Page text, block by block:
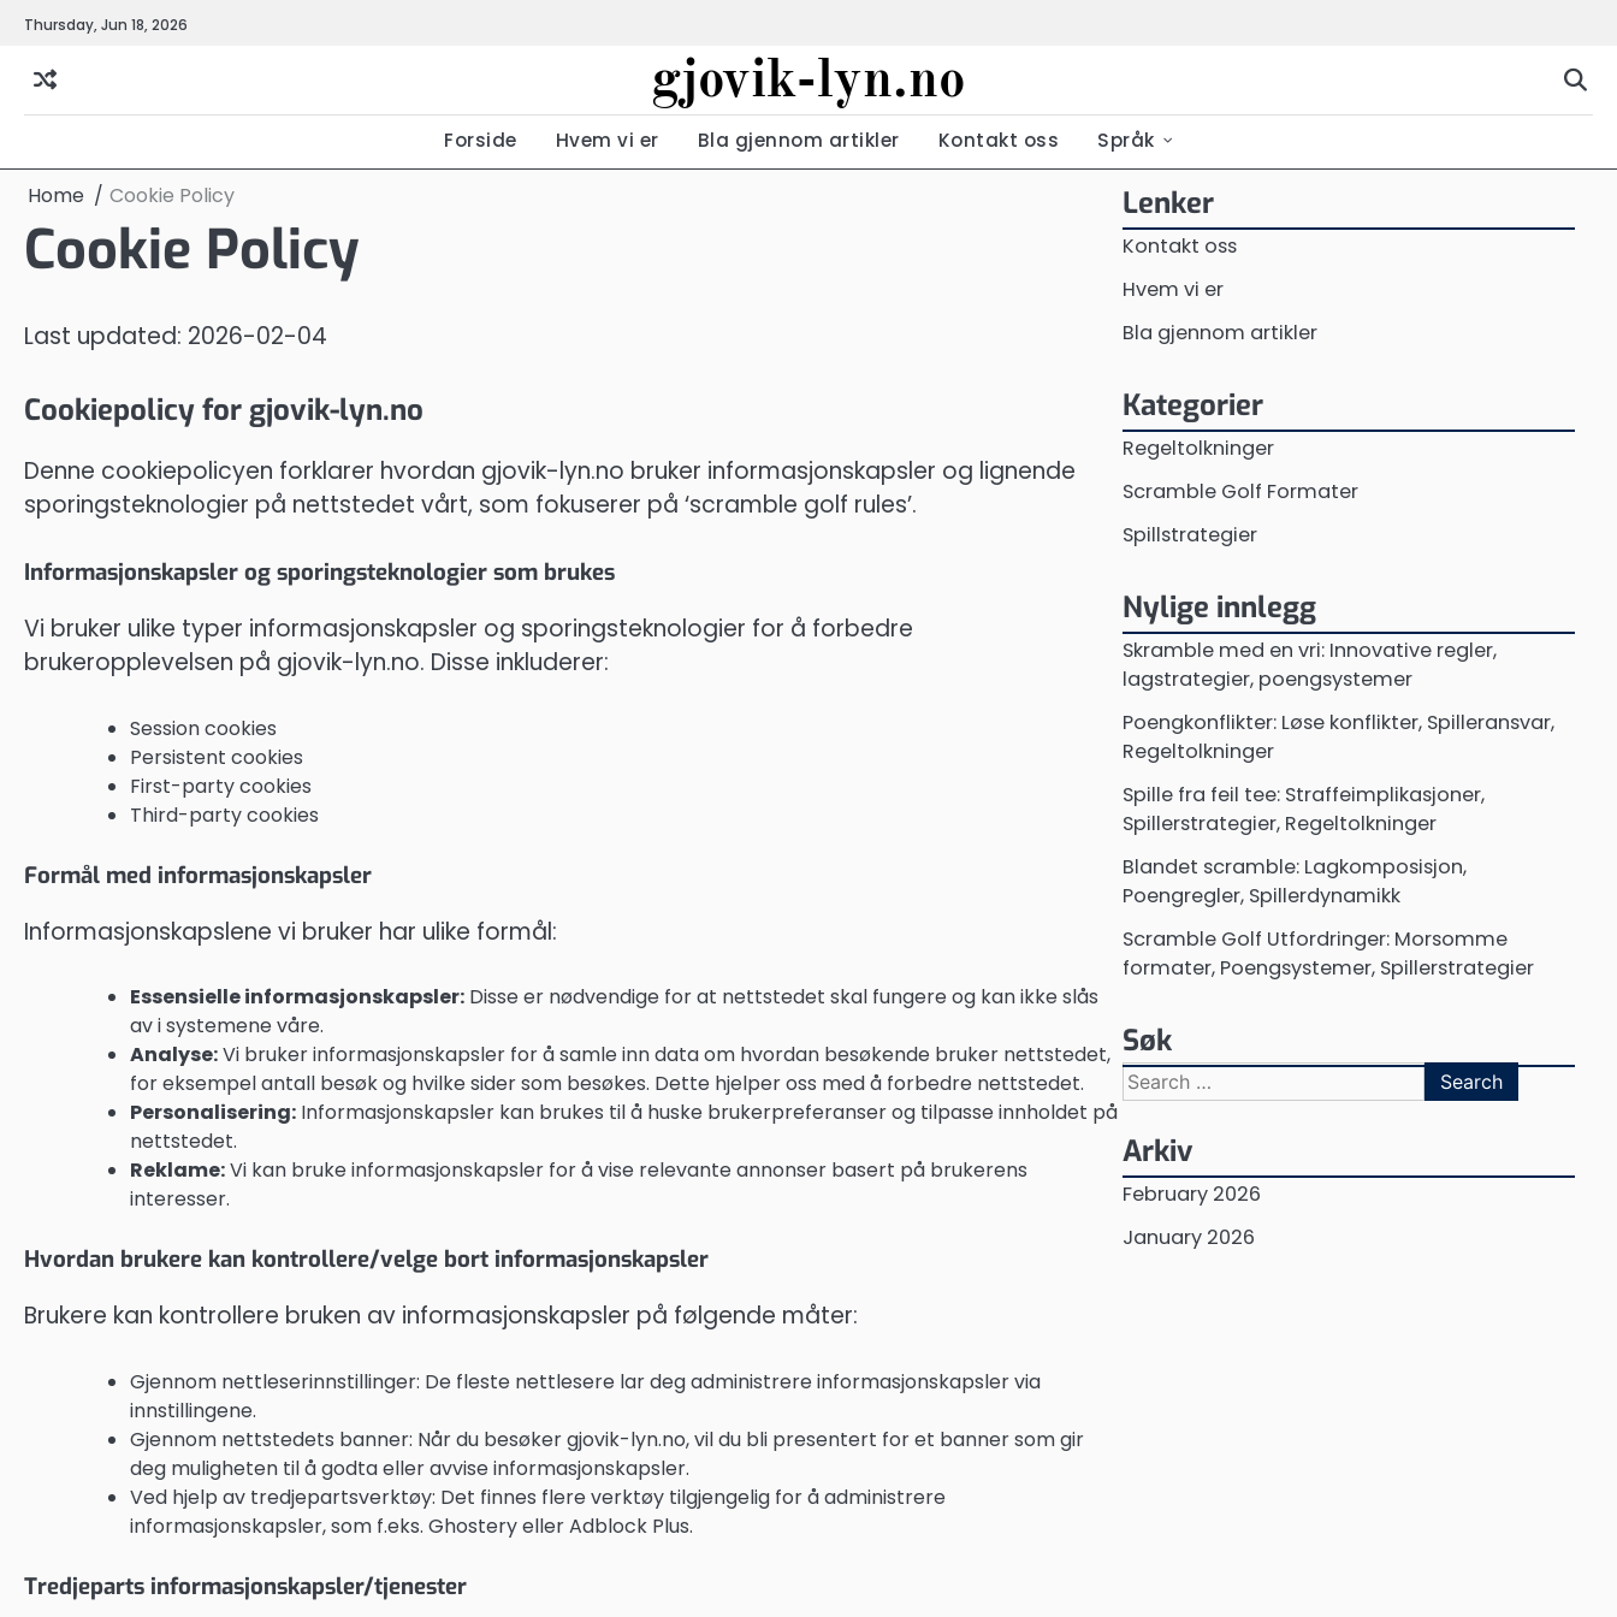
Skip
content
Thursday, Jun 18, 2026
gjovik-lyn.no
Forside Hvem vi er Bla gjennom artikler Kontakt oss Språk
Home Cookie Policy
Cookie Policy
Last updated: 2026-02-04
Cookiepolicy for gjovik-lyn.no
Denne cookiepolicyen forklarer hvordan gjovik-lyn.no bruker informasjonskapsler og lignende
sporingsteknologier på nettstedet vårt, som fokuserer på ‘scramble golf rules’.
Informasjonskapsler og sporingsteknologier som brukes
Vi bruker ulike typer informasjonskapsler og sporingsteknologier for å forbedre
brukeropplevelsen på gjovik-lyn.no. Disse inkluderer:
Session cookies
Persistent cookies
First-party cookies
Third-party cookies
Formål med informasjonskapsler
Informasjonskapslene vi bruker har ulike formål:
Essensielle informasjonskapsler: Disse er nødvendige for at nettstedet skal fungere og kan ikke slås
av i systemene våre.
Analyse:Vi bruker informasjonskapsler for å samle inn data om hvordan besøkende bruker nettstedet,
for eksempel antall besøk og hvilke sider som besøkes. Dette hjelper oss med å forbedre nettstedet.
Personalisering: Informasjonskapsler kan brukes til å huske brukerpreferanser og tilpasse innholdet på
nettstedet.
Reklame:Vi kan bruke informasjonskapsler for å vise relevante annonser basert på brukerens
interesser.
Hvordan brukere kan kontrollere/velge bort informasjonskapsler
Brukere kan kontrollere bruken av informasjonskapsler på følgende måter:
Gjennom nettleserinnstillinger: De fleste nettlesere lar deg administrere informasjonskapsler via
innstillingene.
Gjennom nettstedets banner: Når du besøker gjovik-lyn.no, vil du bli presentert for et banner som gir
deg muligheten til å godta eller avvise informasjonskapsler.
Ved hjelp av tredjepartsverktøy: Det finnes flere verktøy tilgjengelig for å administrere
informasjonskapsler, som f.eks. Ghostery eller Adblock Plus.
Tredjeparts informasjonskapsler/tjenester
Lenker
Kontakt oss
Hvem vi er
Bla gjennom artikler
Kategorier
Regeltolkninger
Scramble Golf Formater
Spillstrategier
Nylige innlegg
Skramble med en vri: Innovative regler,
lagstrategier, poengsystemer
Poengkonflikter: Løse konflikter, Spilleransvar,
Regeltolkninger
Spille fra feil tee: Straffeimplikasjoner,
Spillerstrategier, Regeltolkninger
Blandet scramble: Lagkomposisjon,
Poengregler, Spillerdynamikk
Scramble Golf Utfordringer: Morsomme
formater, Poengsystemer, Spillerstrategier
Søk
Search
for:
Arkiv
February 2026
January 2026